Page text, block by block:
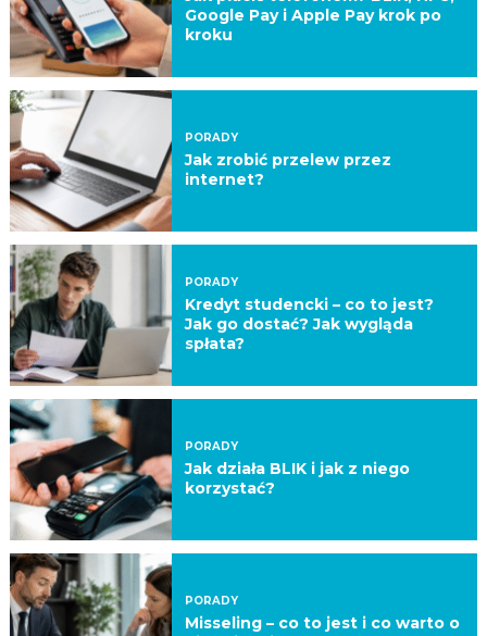
Google Pay i Apple Pay krok po
kroku
PORADY
Jak zrobić przelew przez
internet?
PORADY
Kredyt studencki – co to jest?
Jak go dostać? Jak wygląda
spłata?
PORADY
Jak działa BLIK i jak z niego
korzystać?
PORADY
Misseling – co to jest i co warto o